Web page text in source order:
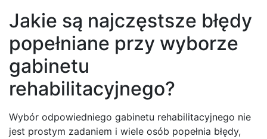
Jakie są najczęstsze błędy
popełniane przy wyborze
gabinetu
rehabilitacyjnego?
Wybór odpowiedniego gabinetu rehabilitacyjnego nie
jest prostym zadaniem i wiele osób popełnia błędy,